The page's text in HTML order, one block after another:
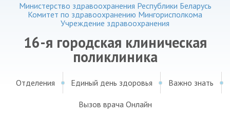
Министерство здравоохранения Республики Беларусь
Комитет по здравоохранению Мингорисполкома
Учреждение здравоохранения
16-я городская клиническая
поликлиника
Отделения Единый день здоровья Важно знать
Вызов врача Онлайн